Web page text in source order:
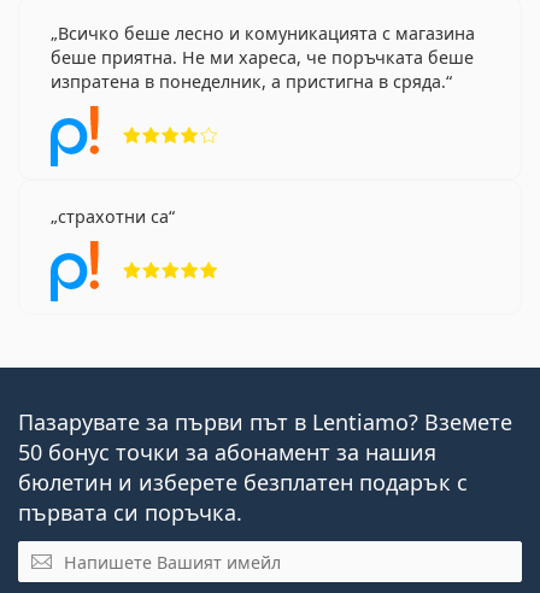
Всичко беше лесно и комуникацията с магазина
беше приятна. Не ми хареса, че поръчката беше
изпратена в понеделник, а пристигна в сряда.
страхотни са
Пазарувате за първи път в Lentiamo? Вземете
50 бонус точки за абонамент за нашия
бюлетин и изберете безплатен подарък с
първата си поръчка.
Имейл